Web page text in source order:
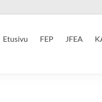
Etusivu FEP JFEA